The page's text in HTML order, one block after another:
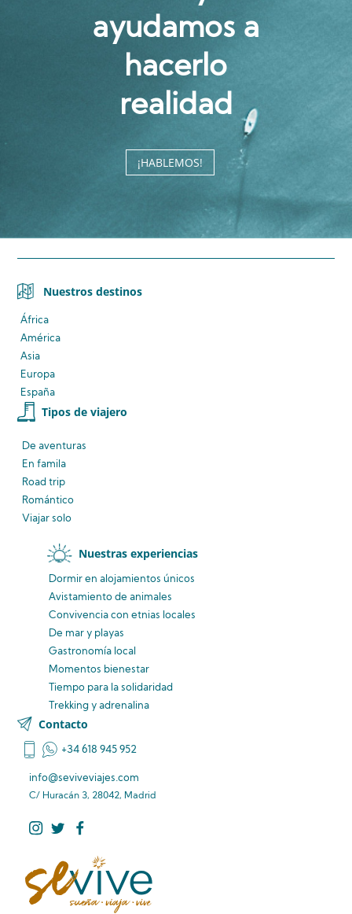
ayudamos a
hacerlo
realidad
¡HABLEMOS!
Nuestros destinos
África
América
Asia
Europa
España
Tipos de viajero
De aventuras
En famila
Road trip
Romántico
Viajar solo
Nuestras experiencias
Dormir en alojamientos únicos
Avistamientode animales
Convivenciacon etnias locales
De mar y playas
Gastronomía local
Momentos bienestar
Tiempo para la solidaridad
Trekking y adrenalina
Contacto
+34 618 945 952
info@seviveviajes.com
C/ Huracán 3, 28042, Madrid